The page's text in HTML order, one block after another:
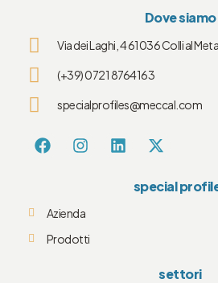
Dove siamo
Via dei Laghi, 4 61036 Colli al
(+39) 0721 8764163
specialprofiles@meccal.com
special
Azienda
Prodotti
settori